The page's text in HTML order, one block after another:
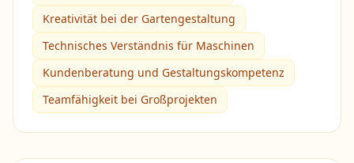
Kreativität bei der Gartengestaltung
Technisches Verständnis für Maschinen
Kundenberatung und Gestaltungskompetenz
Teamfähigkeit bei Großprojekten